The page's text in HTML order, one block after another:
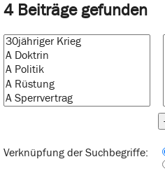
4 Beiträge gefunden
Verknüpfung der Suchbegriffe: